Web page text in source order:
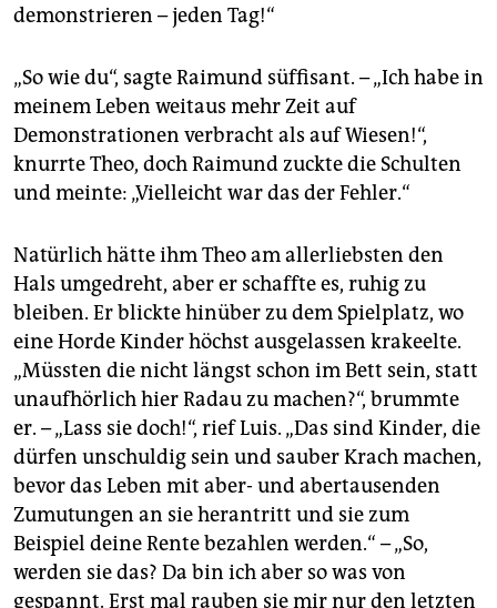
demonstrieren – jeden Tag!“
„So wie du“, sagte Raimund süffisant. – „Ich habe in
meinem Leben weitaus mehr Zeit auf
Demonstrationen verbracht als auf Wiesen!“,
knurrte Theo, doch Raimund zuckte die Schulten
und meinte: „Vielleicht war das der Fehler.“
Natürlich hätte ihm Theo am allerliebsten den
Hals umgedreht, aber er schaffte es, ruhig zu
bleiben. Er blickte hinüber zu dem Spielplatz, wo
eine Horde Kinder höchst ausgelassen krakeelte.
„Müssten die nicht längst schon im Bett sein, statt
unaufhörlich hier Radau zu machen?“, brummte
er. – „Lass sie doch!“, rief Luis. „Das sind Kinder, die
dürfen unschuldig sein und sauber Krach machen,
bevor das Leben mit aber- und abertausenden
Zumutungen an sie herantritt und sie zum
Beispiel deine Rente bezahlen werden.“ – „So,
werden sie das? Da bin ich aber so was von
gespannt. Erst mal rauben sie mir nur den letzten